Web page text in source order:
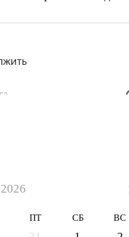
2026
ПТ СБ ВС